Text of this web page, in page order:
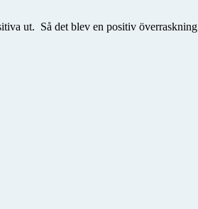
ut. Så det blev en positiv